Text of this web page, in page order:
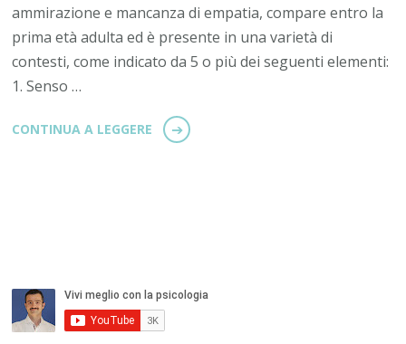
ammirazione e mancanza di empatia, compare entro la
prima età adulta ed è presente in una varietà di
contesti, come indicato da 5 o più dei seguenti elementi:
1. Senso …
CONTINUA A LEGGERE